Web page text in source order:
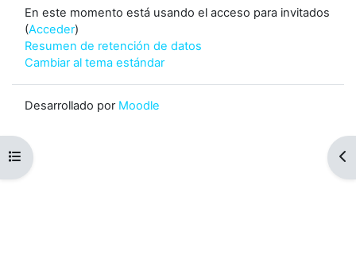
Abrir índice del curso
En este momento está usando el acceso para invitados
(Acceder)
Resumen de retención de datos
Cambiar al tema estándar
Desarrollado por Moodle